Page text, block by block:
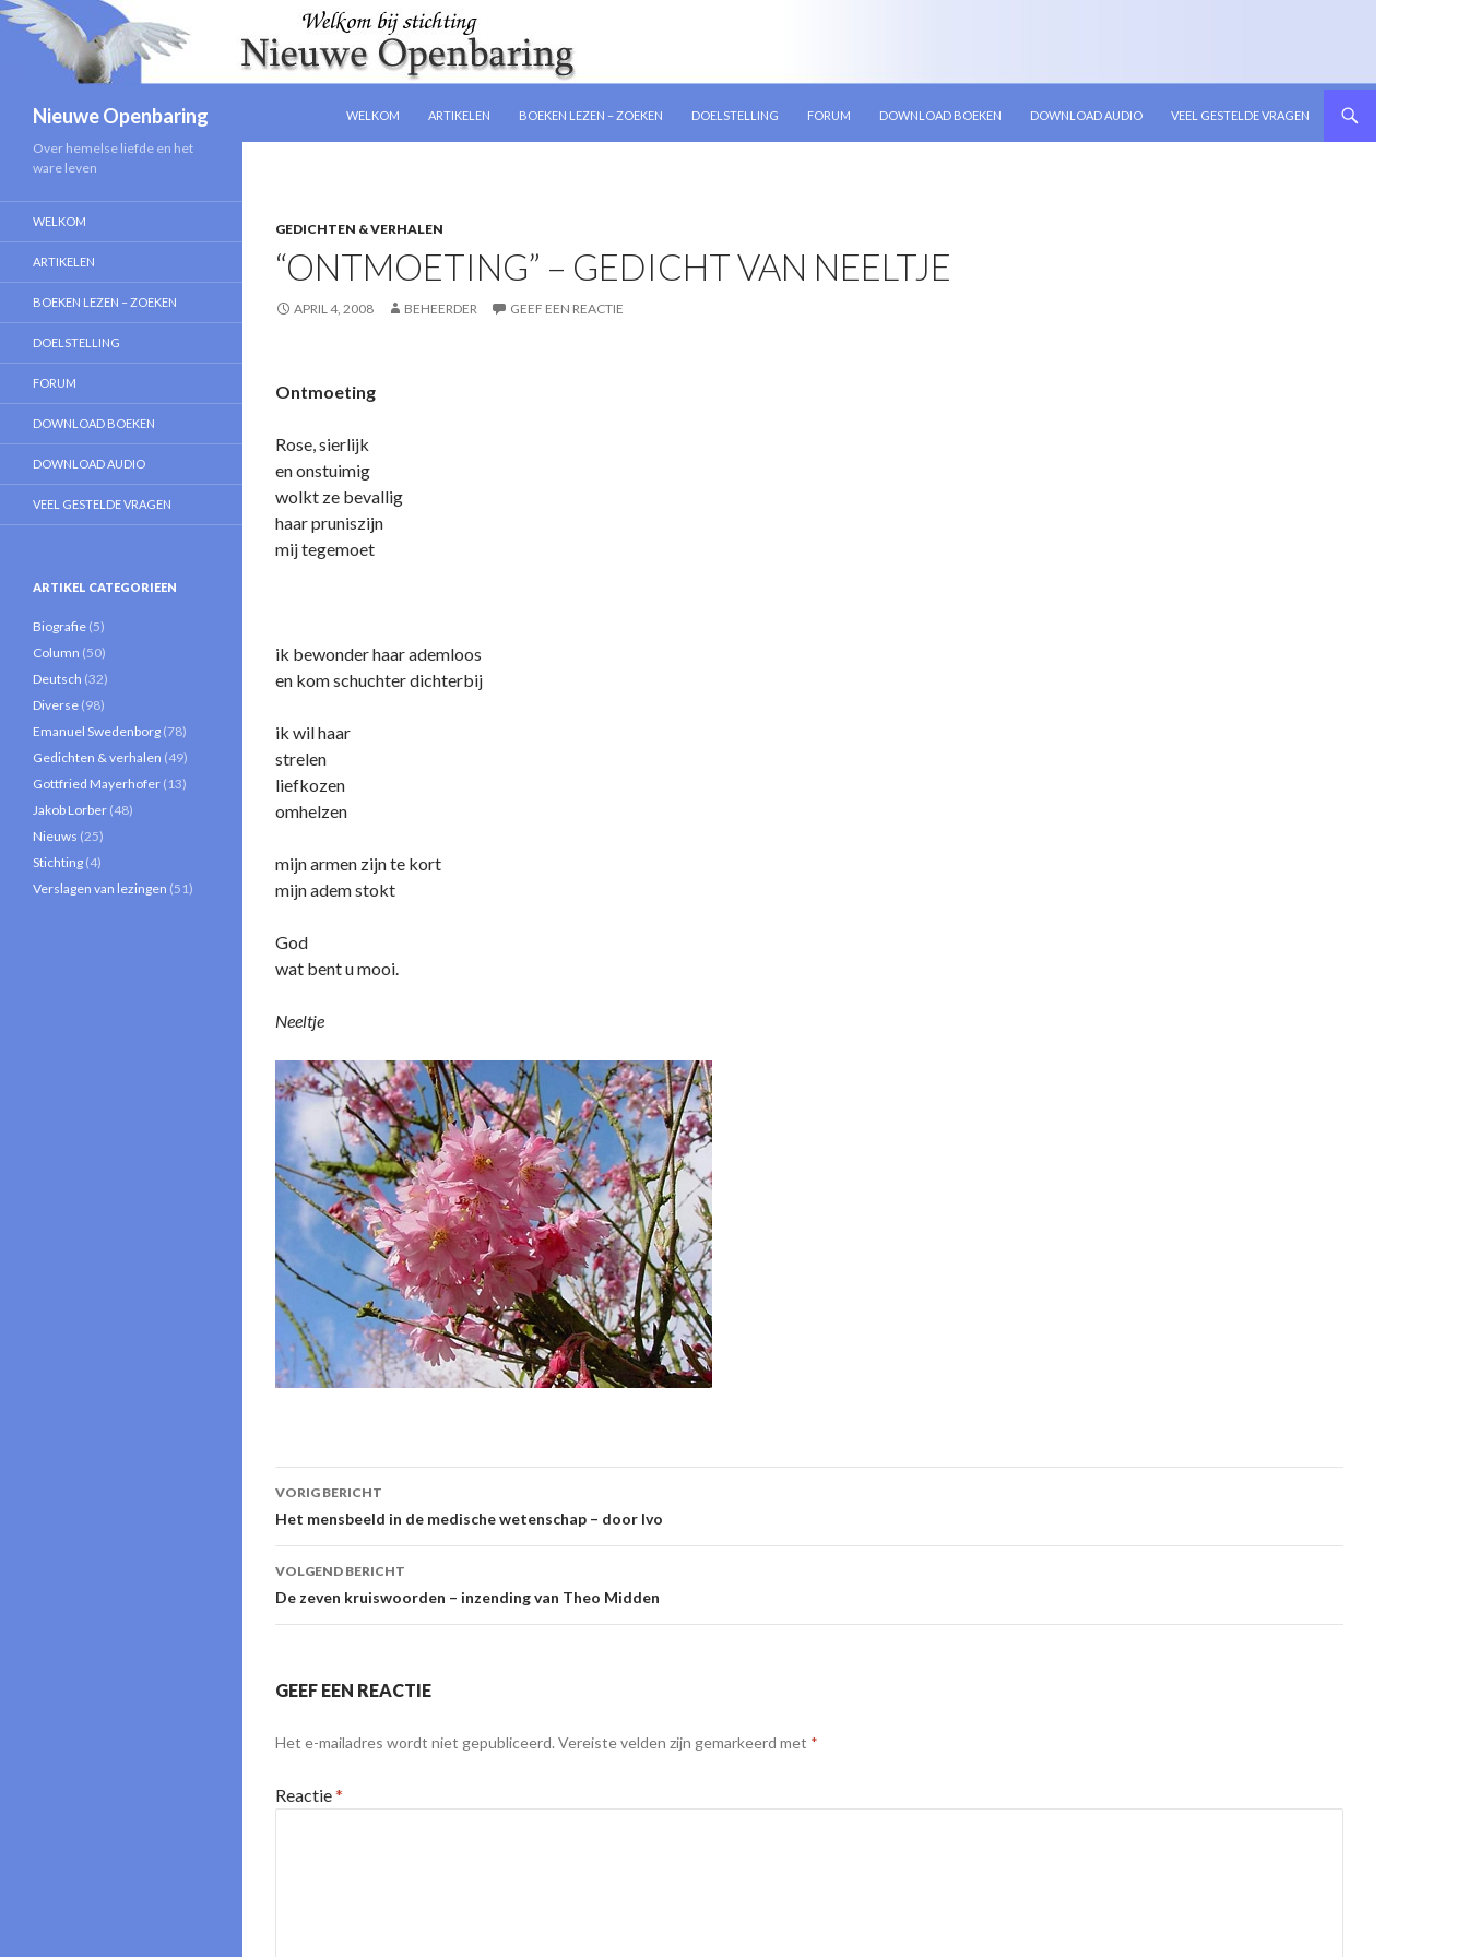
Nieuwe Openbaring
WELKOM
ARTIKELEN BOEKEN LEZEN – ZOEKEN DOELSTELLING FORUM DOWNLOAD BOEKEN DOWNLOAD AUDIO VEEL GESTELDE VRAGEN
GEDICHTEN & VERHALEN
“ONTMOETING” – GEDICHT VAN NEELTJE
APRIL 4, 2008 BEHEERDER GEEF EEN REACTIE
Ontmoeting
Rose, sierlijk
en o­nstuimig
wolkt ze bevallig
haar pruniszijn
mij tegemoet
ik bewonder haar ademloos
en kom schuchter dichterbij
ik wil haar
strelen
liefkozen
omhelzen
mijn armen zijn te kort
mijn adem stokt
God
wat bent u mooi.
Neeltje
Berichtnavigatie
VORIG BERICHT
Het mensbeeld in de medische wetenschap – door Ivo
VOLGEND BERICHT
De zeven kruiswoorden – inzending van Theo Midden
GEEF EEN REACTIE
Het e-mailadres wordt niet gepubliceerd. Vereiste velden zijn gemarkeerd met *
Reactie*
Over hemelse liefde en het
ware leven
WELKOM
ARTIKELEN
BOEKEN LEZEN – ZOEKEN
DOELSTELLING
FORUM
DOWNLOAD BOEKEN
DOWNLOAD AUDIO
VEEL GESTELDE VRAGEN
ARTIKEL CATEGORIEEN
Biografie (5)
Column (50)
Deutsch (32)
Diverse (98)
Emanuel Swedenborg (78)
Gedichten & verhalen (49)
Gottfried Mayerhofer (13)
Jakob Lorber (48)
Nieuws (25)
Stichting (4)
Verslagen van lezingen (51)